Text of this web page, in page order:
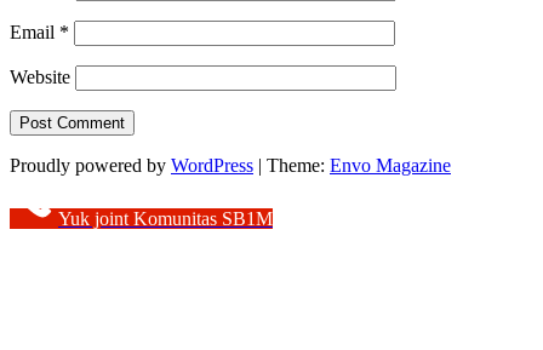
Email *
Website
Proudly powered by WordPress | Theme: Envo Magazine
Yuk joint Komunitas SB1M